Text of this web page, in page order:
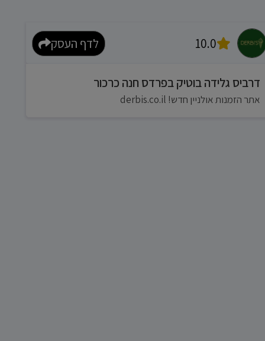
10.0 לדף העסק
דרביס גלידה בוטיק בפרדס חנה כרכור
אתר הזמנות אולניין חדש! derbis.co.il